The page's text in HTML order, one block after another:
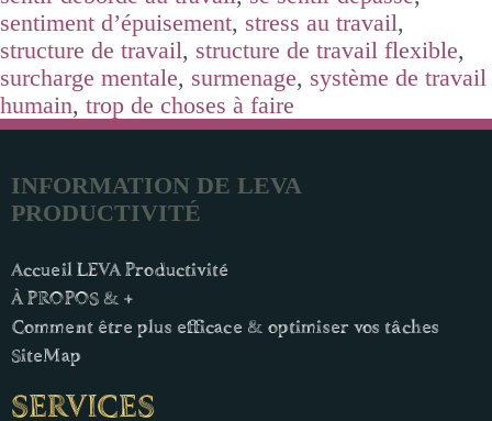
sentiment d’épuisement, stress au travail,
structure de travail, structure de travail flexible,
surcharge mentale, surmenage, système de travail
humain, trop de choses à faire
INFORMATION DE LEVA
PRODUCTIVITÉ
Accueil LEVA Productivité
À PROPOS & +
Comment être plus efficace & optimiser vos tâches
SiteMap
SERVICES